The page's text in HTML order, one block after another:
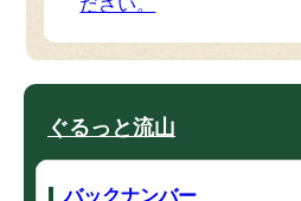
ださい。
ぐるっと流山
バックナンバー